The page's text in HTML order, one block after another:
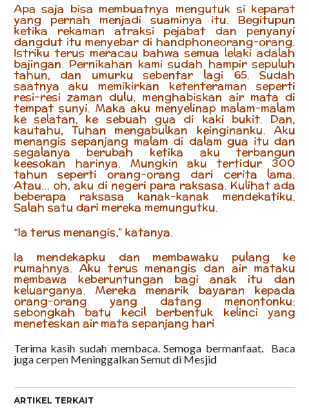
Apa saja bisa membuatnya mengutuk si keparat
yang pernah menjadi suaminya itu. Begitupun
ketika rekaman atraksi pejabat dan penyanyi
dangdut itu menyebar di handphoneorang-orang.
Istriku terus meracau bahwa semua lelaki adalah
bajingan. Pernikahan kami sudah hampir sepuluh
tahun, dan umurku sebentar lagi 65. Sudah
saatnya aku memikirkan ketenteraman seperti
resi-resi zaman dulu, menghabiskan air mata di
tempat sunyi. Maka aku menyelinap malam-malam
ke selatan, ke sebuah gua di kaki bukit. Dan,
kautahu, Tuhan mengabulkan keinginanku. Aku
menangis sepanjang malam di dalam gua itu dan
segalanya berubah ketika aku terbangun
keesokan harinya. Mungkin aku tertidur 300
tahun seperti orang-orang dari cerita lama.
Atau… oh, aku di negeri para raksasa. Kulihat ada
beberapa raksasa kanak-kanak mendekatiku.
Salah satu dari mereka memungutku.
“Ia terus menangis,” katanya.
Ia mendekapku dan membawaku pulang ke
rumahnya. Aku terus menangis dan air mataku
membawa keberuntungan bagi anak itu dan
keluarganya. Mereka menarik bayaran kepada
orang-orang yang datang menontonku:
sebongkah batu kecil berbentuk kelinci yang
meneteskan air mata sepanjang hari
Terima kasih sudah membaca. Semoga bermanfaat. Baca
juga cerpen Meninggalkan Semut di Mesjid
ARTIKEL TERKAIT